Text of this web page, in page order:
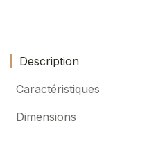
Description
Caractéristiques
Dimensions